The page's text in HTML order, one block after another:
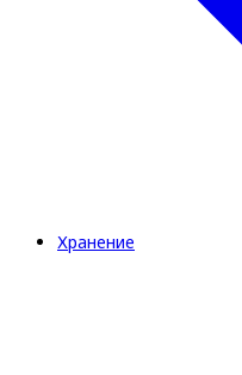
Хранение